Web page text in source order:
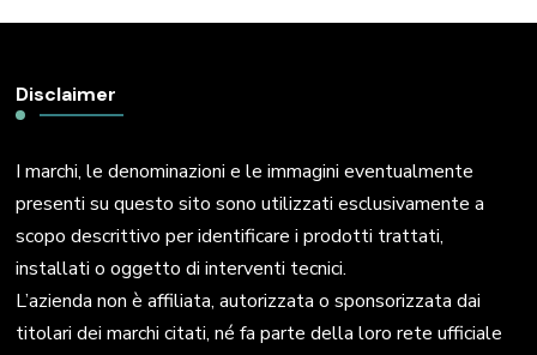
Disclaimer
I marchi, le denominazioni e le immagini eventualmente
presenti su questo sito sono utilizzati esclusivamente a
scopo descrittivo per identificare i prodotti trattati,
installati o oggetto di interventi tecnici.
L’azienda non è affiliata, autorizzata o sponsorizzata dai
titolari dei marchi citati, né fa parte della loro rete ufficiale